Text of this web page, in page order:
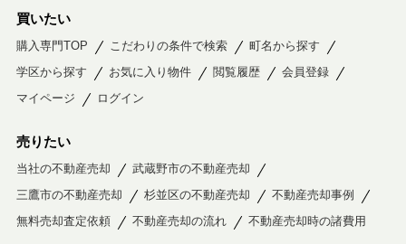
買いたい
購入専門TOP こだわりの条件で検索
町名から探す
学区から探す
お気に入り物件 閲覧履歴
会員登録
マイページ
ログイン
売りたい
当社の不動産売却
武蔵野市の不動産売却
三鷹市の不動産売却
杉並区の不動産売却
不動産売却事例
無料売却査定依頼
不動産売却の流れ 不動産売却時の諸費用